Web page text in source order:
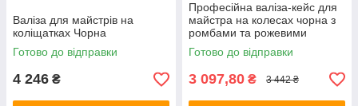
Валіза для майстрів на
коліщатках Чорна
Готово до відправки
4 246 ₴
Професійна валіза-кейс для
майстра на колесах чорна з
ромбами та рожевими
вставками
Готово до відправки
3 097,80 ₴ 3 442 ₴